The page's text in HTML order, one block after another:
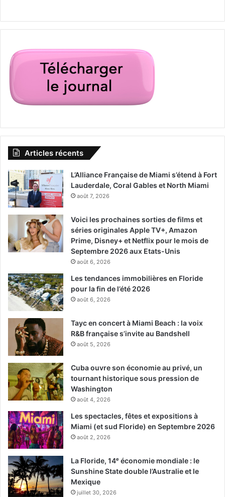
Articles récents
L’Alliance Française de Miami s’étend à Fort
Lauderdale, Coral Gables et North Miami
août 7, 2026
Voici les prochaines sorties de films et
séries originales Apple TV+, Amazon
Prime, Disney+ et Netflix pour le mois de
Septembre 2026 aux Etats-Unis
août 6, 2026
Les tendances immobilières en Floride
pour la fin de l’été 2026
août 6, 2026
Tayc en concert à Miami Beach : la voix
R&B française s’invite au Bandshell
août 5, 2026
Cuba ouvre son économie au privé, un
tournant historique sous pression de
Washington
août 4, 2026
Les spectacles, fêtes et expositions à
Miami (et sud Floride) en Septembre 2026
août 2, 2026
La Floride, 14ᵉ économie mondiale : le
Sunshine State double l’Australie et le
Mexique
juillet 30, 2026